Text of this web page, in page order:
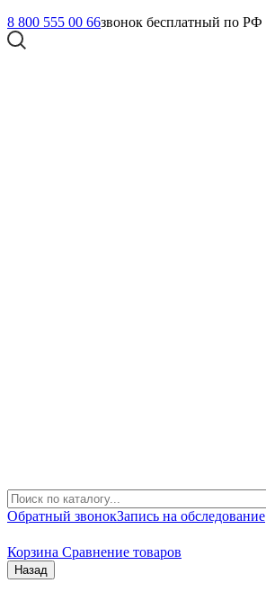
8 800 555 00 66звонок бесплатный по РФ
Обратный звонокЗапись на обследование
Корзина Сравнение товаров
Назад